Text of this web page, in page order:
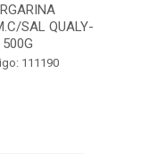
SAL QUALY-
500G
111190